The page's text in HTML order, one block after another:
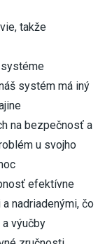
takže
systém má iný
na bezpečnosť a
u svojho
efektívne
nadriadenými, čo
výučby